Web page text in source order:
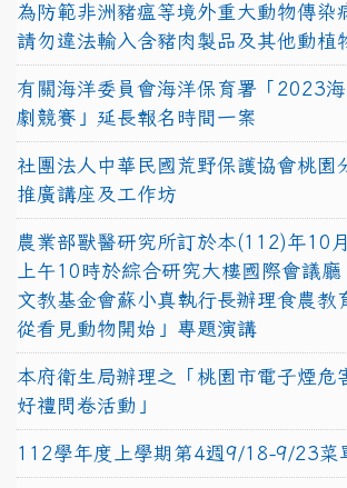
為防範非洲豬瘟等境外重大動物傳染
請勿違法輸入含豬肉製品及其他動植
有關海洋委員會海洋保育署「2023
劇競賽」延長報名時間一案
社團法人中華民國荒野保護協會桃園
推廣講座及工作坊
農業部獸醫研究所訂於本(112)年10
上午10時於綜合研究大樓國際會議
文教基金會蘇小真執行長辦理食農教
從看見動物開始」專題演講
本府衛生局辦理之「桃園市電子煙危
好禮問卷活動」
112學年度上學期第4週9/18-9/23菜